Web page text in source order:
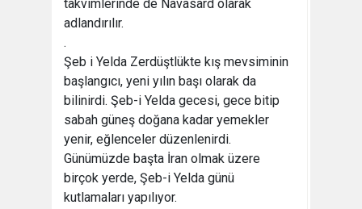
takvimlerinde de Navasard olarak
adlandırılır.
.
Şeb i Yelda Zerdüştlükte kış mevsiminin
başlangıcı, yeni yılın başı olarak da
bilinirdi. Şeb-i Yelda gecesi, gece bitip
sabah güneş doğana kadar yemekler
yenir, eğlenceler düzenlenirdi.
Günümüzde başta İran olmak üzere
birçok yerde, Şeb-i Yelda günü
kutlamaları yapılıyor.